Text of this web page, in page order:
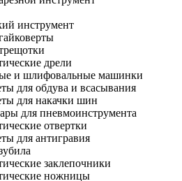
инструмент
дрели
и шлифовальные машинки
для обдува и всасывания
для накачки шин
для пневмоинструмента
отвертки
для антигравия
заклепочники
ножницы